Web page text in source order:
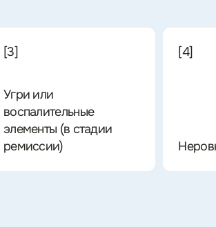
и красоты в стиле естественности и натуральности.